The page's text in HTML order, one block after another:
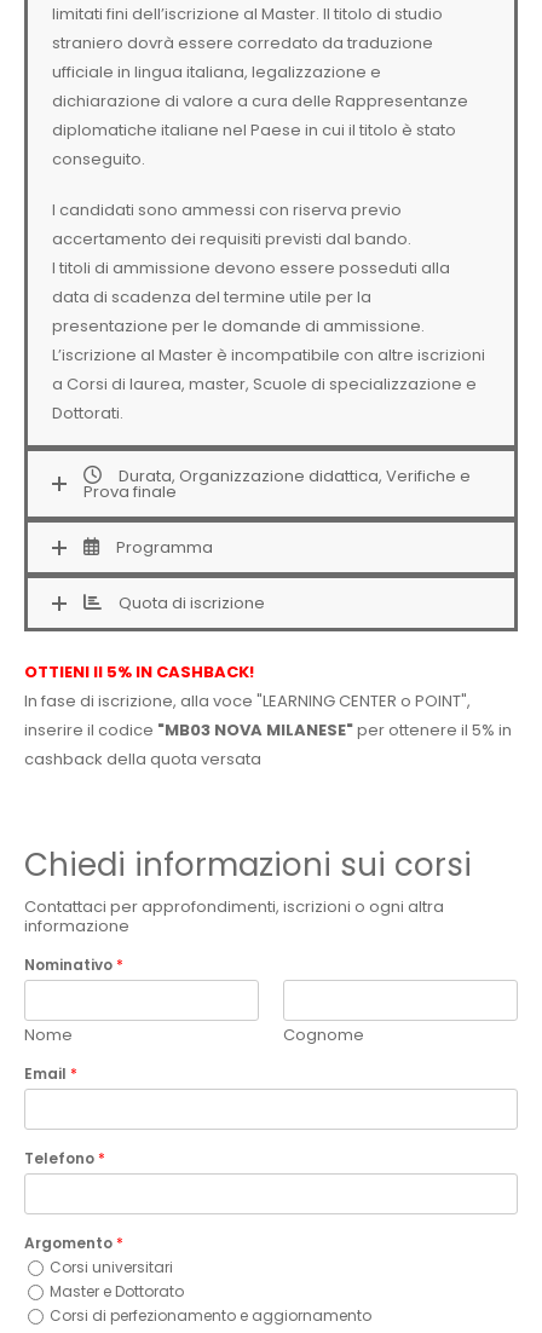
limitati fini dell’iscrizione al Master. Il titolo di studio
straniero dovrà essere corredato da traduzione
ufficiale in lingua italiana, legalizzazione e
dichiarazione di valore a cura delle Rappresentanze
diplomatiche italiane nel Paese in cui il titolo è stato
conseguito.
I candidati sono ammessi con riserva previo
accertamento dei requisiti previsti dal bando.
I titoli di ammissione devono essere posseduti alla
data di scadenza del termine utile per la
presentazione per le domande di ammissione.
L’iscrizione al Master è incompatibile con altre iscrizioni
a Corsi di laurea, master, Scuole di specializzazione e
Dottorati.
Durata, Organizzazione didattica, Verifiche e
Prova finale
Programma
Quota di iscrizione
OTTIENI Il 5% IN CASHBACK!
In fase di iscrizione, alla voce "LEARNING CENTER o POINT",
inserire il codice "MB03 NOVA MILANESE"per ottenere il 5% in
cashback della quota versata
Chiedi informazioni sui corsi
Contattaci per approfondimenti, iscrizioni o ogni altra
informazione
Nominativo *
Nome Cognome
Email *
Telefono *
Argomento *
Corsi universitari
Master e Dottorato
Corsi di perfezionamento e aggiornamento